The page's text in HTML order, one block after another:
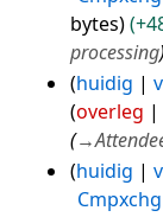
e
n
v
a
t
t
s
a
m
e
n
v
a
n
g
s
s
a
m
bytes
processing
huidig
overleg
→
huidig
Cmpxchg